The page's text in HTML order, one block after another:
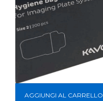
AGGIUNGI AL CARRELLO